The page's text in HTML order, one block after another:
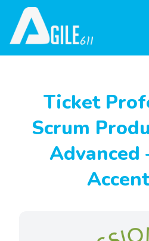
Ticket
Scrum
Advanced